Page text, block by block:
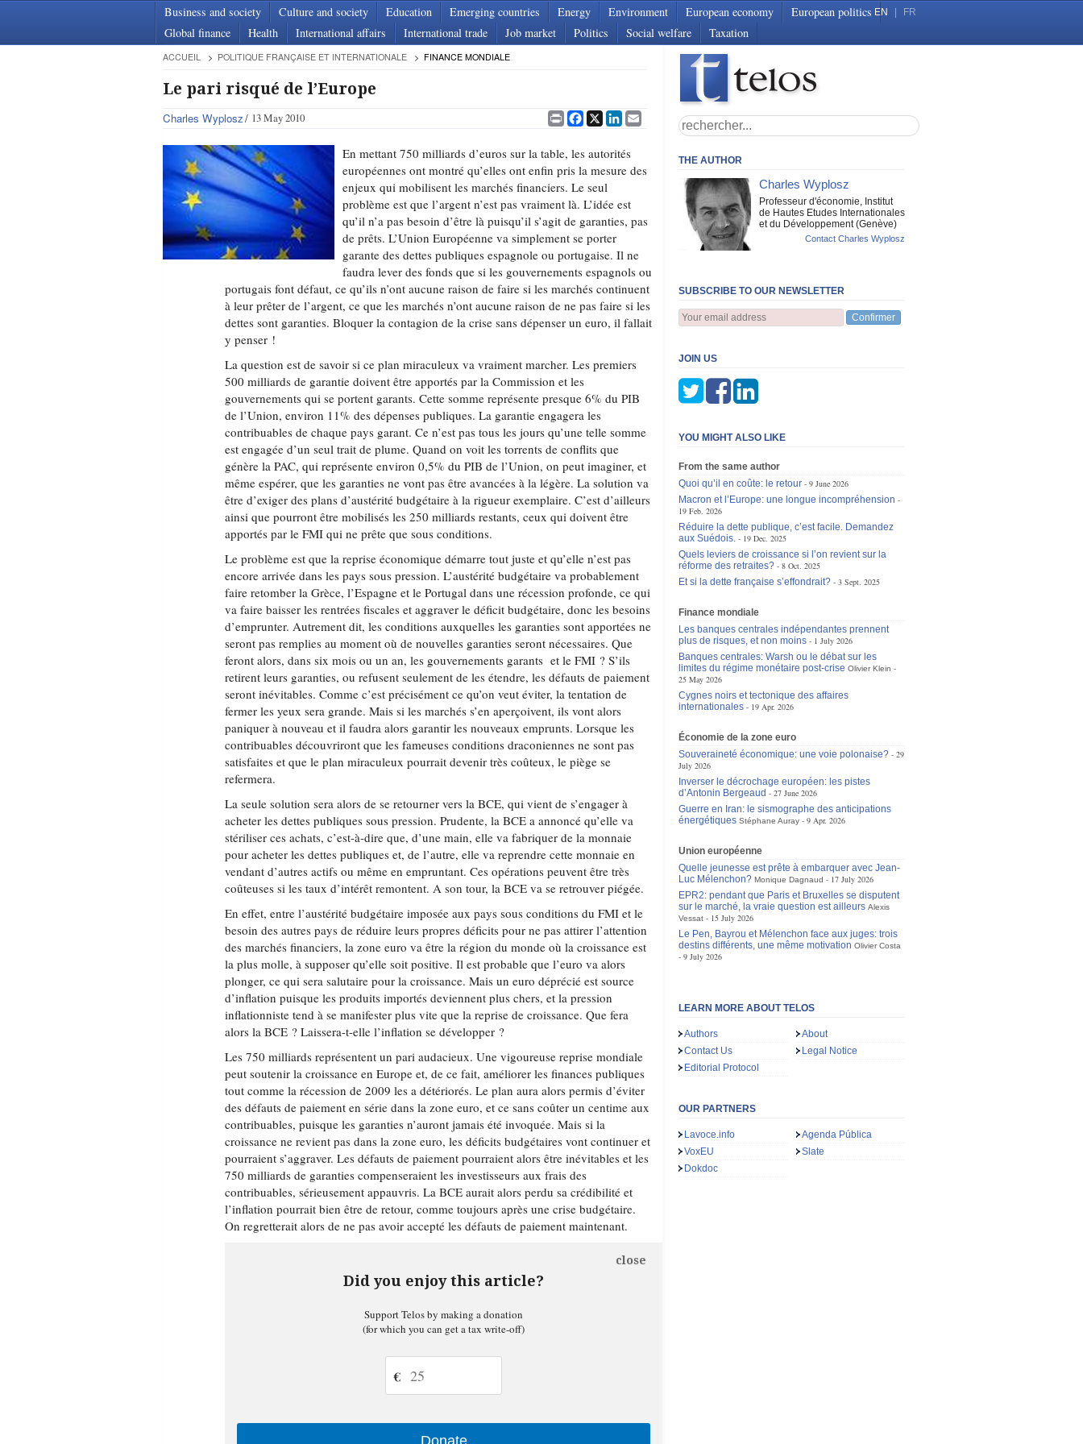
Business and society Culture and society Education Emerging countries Energy Environment European economy
European politics
Global finance
Health International affairs International trade Job market Politics Social welfare Taxation
EN FR
ACCUEIL POLITIQUE FRANÇAISE ET INTERNATIONALE FINANCE MONDIALE
Le pari risqué de l’Europe
Charles Wyplosz 13 May 2010 PrintFacebook
X LinkedIn
Email
En mettant 750 milliards d’euros sur la table, les autorités
européennes ont montré qu’elles ont enfin pris la mesure des
enjeux qui mobilisent les marchés financiers. Le seul
problème est que l’argent n’est pas vraiment là. L’idée est
qu’il n’a pas besoin d’être là puisqu’il s’agit de garanties, pas
de prêts. L’Union Européenne va simplement se porter
garante des dettes publiques espagnole ou portugaise. Il ne
faudra lever des fonds que si les gouvernements espagnols ou
portugais font défaut, ce qu’ils n’ont aucune raison de faire si les marchés continuent
à leur prêter de l’argent, ce que les marchés n’ont aucune raison de ne pas faire si les
dettes sont garanties. Bloquer la contagion de la crise sans dépenser un euro, il fallait
y penser !
La question est de savoir si ce plan miraculeux va vraiment marcher. Les premiers
500 milliards de garantie doivent être apportés par la Commission et les
gouvernements qui se portent garants. Cette somme représente presque 6% du PIB
de l’Union, environ 11% des dépenses publiques. La garantie engagera les
contribuables de chaque pays garant. Ce n’est pas tous les jours qu’une telle somme
est engagée d’un seul trait de plume. Quand on voit les torrents de conflits que
génère la PAC, qui représente environ 0,5% du PIB de l’Union, on peut imaginer, et
même espérer, que les garanties ne vont pas être avancées à la légère. La solution va
être d’exiger des plans d’austérité budgétaire à la rigueur exemplaire. C’est d’ailleurs
ainsi que pourront être mobilisés les 250 milliards restants, ceux qui doivent être
apportés par le FMI qui ne prête que sous conditions.
Le problème est que la reprise économique démarre tout juste et qu’elle n’est pas
encore arrivée dans les pays sous pression. L’austérité budgétaire va probablement
faire retomber la Grèce, l’Espagne et le Portugal dans une récession profonde, ce qui
va faire baisser les rentrées fiscales et aggraver le déficit budgétaire, donc les besoins
d’emprunter. Autrement dit, les conditions auxquelles les garanties sont apportées ne
seront pas remplies au moment où de nouvelles garanties seront nécessaires. Que
feront alors, dans six mois ou un an, les gouvernements garants et le FMI ? S’ils
retirent leurs garanties, ou refusent seulement de les étendre, les défauts de paiement
seront inévitables. Comme c’est précisément ce qu’on veut éviter, la tentation de
fermer les yeux sera grande. Mais si les marchés s’en aperçoivent, ils vont alors
paniquer à nouveau et il faudra alors garantir les nouveaux emprunts. Lorsque les
contribuables découvriront que les fameuses conditions draconiennes ne sont pas
satisfaites et que le plan miraculeux pourrait devenir très coûteux, le piège se
refermera.
La seule solution sera alors de se retourner vers la BCE, qui vient de s’engager à
acheter les dettes publiques sous pression. Prudente, la BCE a annoncé qu’elle va
stériliser ces achats, c’est-à-dire que, d’une main, elle va fabriquer de la monnaie
pour acheter les dettes publiques et, de l’autre, elle va reprendre cette monnaie en
vendant d’autres actifs ou même en empruntant. Ces opérations peuvent être très
coûteuses si les taux d’intérêt remontent. A son tour, la BCE va se retrouver piégée.
En effet, entre l’austérité budgétaire imposée aux pays sous conditions du FMI et le
besoin des autres pays de réduire leurs propres déficits pour ne pas attirer l’attention
des marchés financiers, la zone euro va être la région du monde où la croissance est
la plus molle, à supposer qu’elle soit positive. Il est probable que l’euro va alors
plonger, ce qui sera salutaire pour la croissance. Mais un euro déprécié est source
d’inflation puisque les produits importés deviennent plus chers, et la pression
inflationniste tend à se manifester plus vite que la reprise de croissance. Que fera
alors la BCE ? Laissera-t-elle l’inflation se développer ?
Les 750 milliards représentent un pari audacieux. Une vigoureuse reprise mondiale
peut soutenir la croissance en Europe et, de ce fait, améliorer les finances publiques
tout comme la récession de 2009 les a détériorés. Le plan aura alors permis d’éviter
des défauts de paiement en série dans la zone euro, et ce sans coûter un centime aux
contribuables, puisque les garanties n’auront jamais été invoquée. Mais si la
croissance ne revient pas dans la zone euro, les déficits budgétaires vont continuer et
pourraient s’aggraver. Les défauts de paiement pourraient alors être inévitables et les
750 milliards de garanties compenseraient les investisseurs aux frais des
contribuables, sérieusement appauvris. La BCE aurait alors perdu sa crédibilité et
l’inflation pourrait bien être de retour, comme toujours après une crise budgétaire.
On regretterait alors de ne pas avoir accepté les défauts de paiement maintenant.
Did you enjoy this article?
close
Support Telos by making a donation
(for which you can get a tax write-off)
€
Donate
THE AUTHOR
Charles Wyplosz
Professeur d'économie, Institut
de Hautes Etudes Internationales
et du Développement (Genève)
Contact Charles Wyplosz
SUBSCRIBE TO OUR NEWSLETTER
Confirmer
JOIN US
YOU MIGHT ALSO LIKE
From the same author
Quoi qu’il en coûte: le retour
9 June 2026
Macron et l’Europe: une longue incompréhension
19 Feb. 2026
Réduire la dette publique, c’est facile. Demandez
aux Suédois.
19 Dec. 2025
Quels leviers de croissance si l’on revient sur la
réforme des retraites?
8 Oct. 2025
Et si la dette française s’effondrait?
3 Sept. 2025
Finance mondiale
Les banques centrales indépendantes prennent
plus de risques, et non moins
1 July 2026
Banques centrales: Warsh ou le débat sur les
limites du régime monétaire post-crise Olivier Klein
25 May 2026
Cygnes noirs et tectonique des affaires
internationales
19 Apr. 2026
Économie de la zone euro
Souveraineté économique: une voie polonaise?
29
July 2026
Inverser le décrochage européen: les pistes
d’Antonin Bergeaud
27 June 2026
Guerre en Iran: le sismographe des anticipations
énergétiques Stéphane Auray 9 Apr. 2026
Union européenne
Quelle jeunesse est prête à embarquer avec Jean-
Luc Mélenchon? Monique Dagnaud
17 July 2026
EPR2: pendant que Paris et Bruxelles se disputent
sur le marché, la vraie question est ailleurs Alexis
Vessat
15 July 2026
Le Pen, Bayrou et Mélenchon face aux juges: trois
destins différents, une même motivation Olivier Costa
9 July 2026
LEARN MORE ABOUT TELOS
Authors
About
Contact Us
Legal Notice
Editorial Protocol
OUR PARTNERS
Lavoce.info
Agenda Pública
VoxEU
Slate
Dokdoc